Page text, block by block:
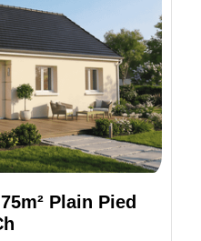
Plain Pied